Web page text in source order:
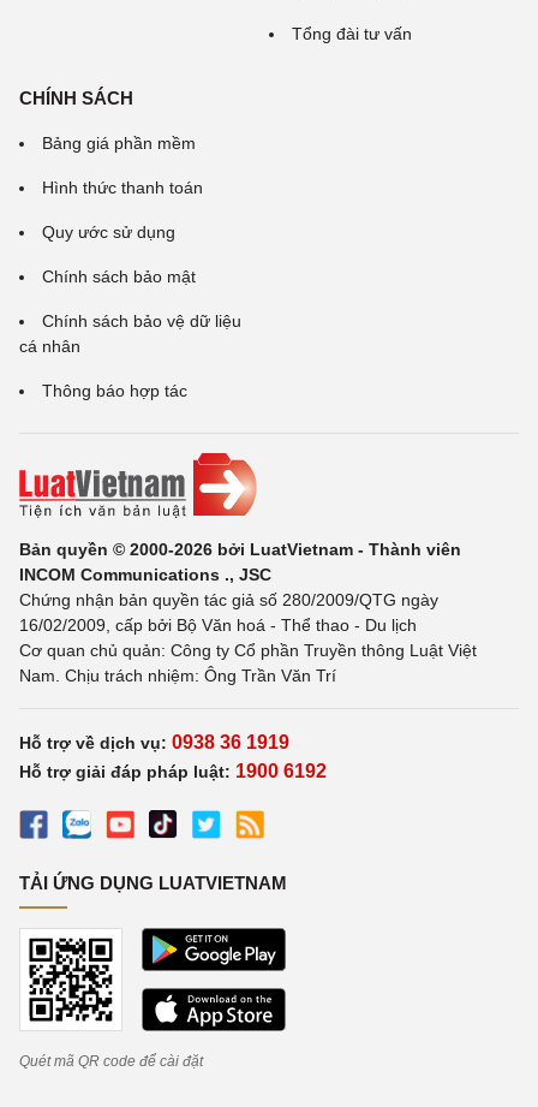
Tổng đài tư vấn
CHÍNH SÁCH
Bảng giá phần mềm
Hình thức thanh toán
Quy ước sử dụng
Chính sách bảo mật
Chính sách bảo vệ dữ liệu
cá nhân
Thông báo hợp tác
Bản quyền © 2000-2026 bởi LuatVietnam - Thành viên
INCOM Communications ., JSC
Chứng nhận bản quyền tác giả số 280/2009/QTG ngày
16/02/2009, cấp bởi Bộ Văn hoá - Thể thao - Du lịch
Cơ quan chủ quản: Công ty Cổ phần Truyền thông Luật Việt
Nam. Chịu trách nhiệm: Ông Trần Văn Trí
Hỗ trợ về dịch vụ: 0938 36 1919
Hỗ trợ giải đáp pháp luật: 1900 6192
TẢI ỨNG DỤNG LUATVIETNAM
Quét mã QR code để cài đặt